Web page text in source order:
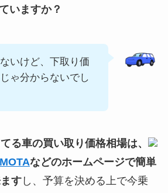
いますか？
いけど、下取り価
ゃ分からないでし
る車の買い取り価格相場は、
などのホームページで簡単
すし、予算を決める上で今乗